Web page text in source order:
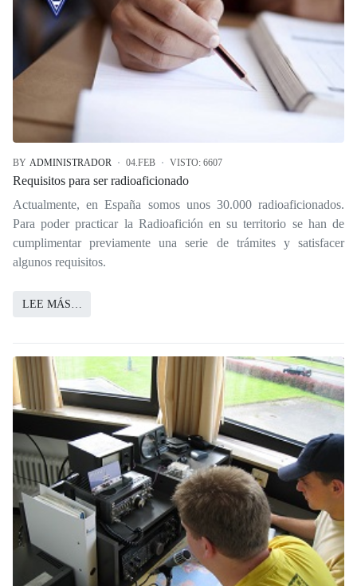
BY ADMINISTRADOR 04.FEB VISTO: 6607
Requisitos para ser radioaficionado
Actualmente, en España somos unos 30.000 radioaficionados.
Para poder practicar la Radioafición en su territorio se han de
cumplimentar previamente una serie de trámites y satisfacer
algunos requisitos.
LEE MÁS…